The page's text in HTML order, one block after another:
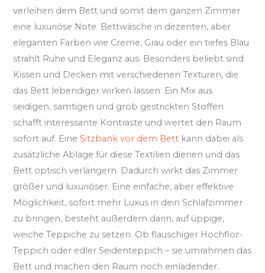
verleihen dem Bett und somit dem ganzen Zimmer
eine luxuriöse Note. Bettwäsche in dezenten, aber
eleganten Farben wie Creme, Grau oder ein tiefes Blau
strahlt Ruhe und Eleganz aus. Besonders beliebt sind
Kissen und Decken mit verschiedenen Texturen, die
das Bett lebendiger wirken lassen. Ein Mix aus
seidigen, samtigen und grob gestrickten Stoffen
schafft interessante Kontraste und wertet den Raum
sofort auf. EineSitzbank vor dem Bett kann dabei als
zusätzliche Ablage für diese Textilien dienen und das
Bett optisch verlängern. Dadurch wirkt das Zimmer
größer und luxuriöser. Eine einfache, aber effektive
Möglichkeit, sofort mehr Luxus in dein Schlafzimmer
zu bringen, besteht außerdem darin, auf üppige,
weiche Teppiche zu setzen. Ob flauschiger Hochflor-
Teppich oder edler Seidenteppich – sie umrahmen das
Bett und machen den Raum noch einladender.